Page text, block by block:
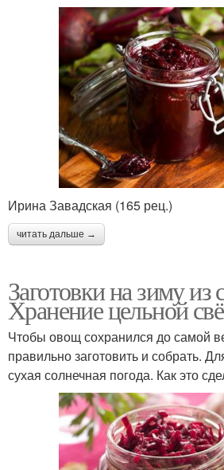
Ирина Завадская (165 рец.)
читать дальше →
Заготовки на зиму из
Хранение цельной
Чтобы овощ сохранился до самой
правильно заготовить и собрать.
сухая солнечная погода. Как это